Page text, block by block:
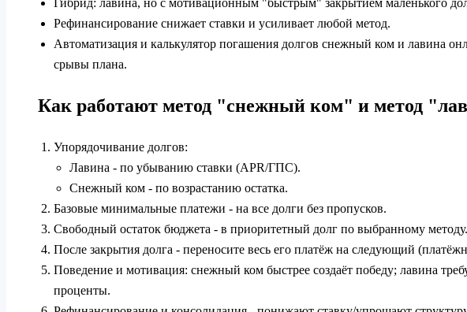
Гибрид: лавина, но с мотивационным "быстрым" закрытием маленького
Рефинансирование снижает ставки и усиливает любой метод.
Автоматизация и калькулятор погашения долгов снежный ком и лавина
срывы плана.
Как работают метод "снежный ком" и метод
Упорядочивание долгов:
Лавина - по убыванию ставки (APR/ГПС).
Снежный ком - по возрастанию остатка.
Базовые минимальные платежи - на все долги без пропусков.
Свободный остаток бюджета - в приоритетный долг по выбранному методу.
После закрытия долга - переносите весь его платёж на следующий
Поведение и мотивация: снежный ком быстрее создаёт победу; лавина
проценты.